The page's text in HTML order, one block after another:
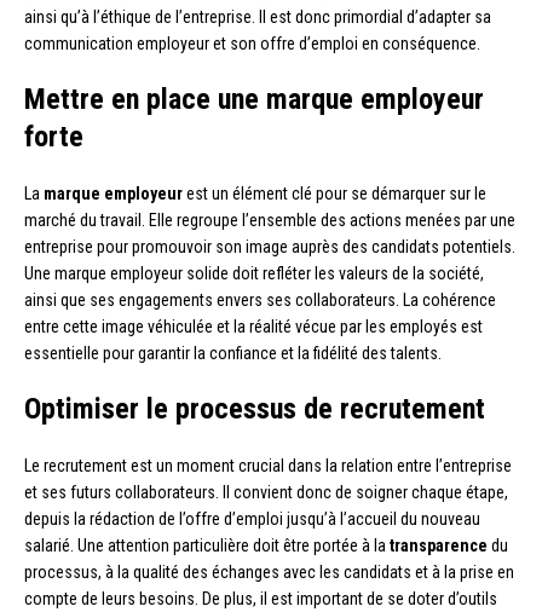
ainsi qu’à l’éthique de l’entreprise. Il est donc primordial d’adapter sa
communication employeur et son offre d’emploi en conséquence.
Mettre en place une marque employeur
forte
La marque employeurest un élément clé pour se démarquer sur le
marché du travail. Elle regroupe l’ensemble des actions menées par une
entreprise pour promouvoir son image auprès des candidats potentiels.
Une marque employeur solide doit refléter les valeurs de la société,
ainsi que ses engagements envers ses collaborateurs. La cohérence
entre cette image véhiculée et la réalité vécue par les employés est
essentielle pour garantir la confiance et la fidélité des talents.
Optimiser le processus de recrutement
Le recrutement est un moment crucial dans la relation entre l’entreprise
et ses futurs collaborateurs. Il convient donc de soigner chaque étape,
depuis la rédaction de l’offre d’emploi jusqu’à l’accueil du nouveau
salarié. Une attention particulière doit être portée à la transparence du
processus, à la qualité des échanges avec les candidats et à la prise en
compte de leurs besoins. De plus, il est important de se doter d’outils